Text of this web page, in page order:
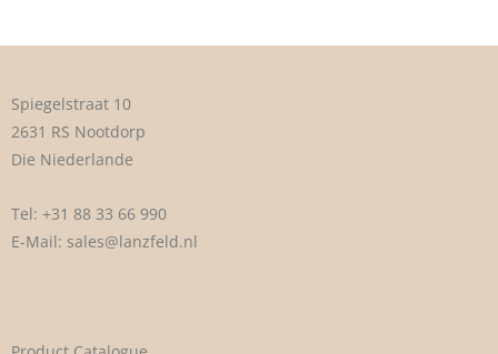
Spiegelstraat 10
2631 RS Nootdorp
Die Niederlande
Tel: +31 88 33 66 990
E-Mail: sales@lanzfeld.nl